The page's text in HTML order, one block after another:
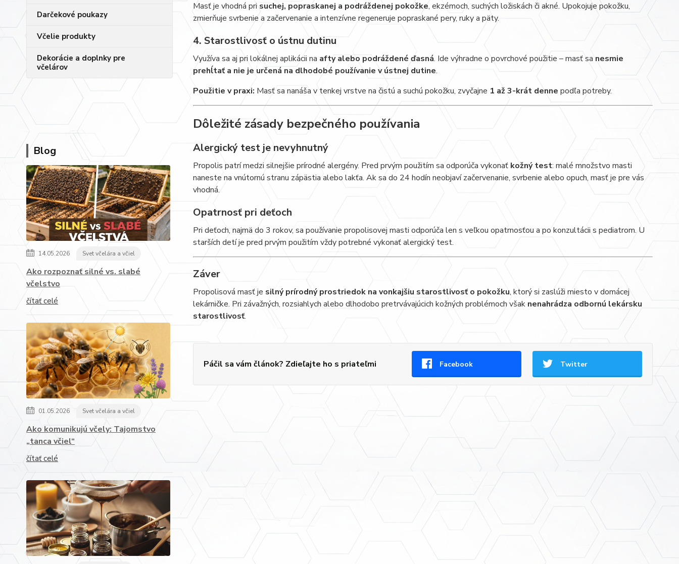
Darčekové poukazy
Včelie produkty
Dekorácie a doplnky pre
včelárov
Blog
14.05.2026 Svet včelára a včiel
Ako rozpoznať silné vs. slabé
včelstvo
čítať celé
01.05.2026 Svet včelára a včiel
Ako komunikujú včely: Tajomstvo
„tanca včiel“
čítať celé
Masť je vhodná pri suchej, popraskanej a podráždenej pokožke, ekzémoch, suchých ložiskách či akné. Upokojuje pokožku,
zmierňuje svrbenie a začervenanie a intenzívne regeneruje popraskané pery, ruky a päty.
4. Starostlivosť o ústnu dutinu
Využíva sa aj pri lokálnej aplikácii na afty alebo podráždené ďasná. Ide výhradne o povrchové použitie – masť sa nesmie
prehĺtať a nie je určená na dlhodobé používanie v ústnej dutine.
Použitie v praxi: Masť sa nanáša v tenkej vrstve na čistú a suchú pokožku, zvyčajne 1 až 3-krát denne podľa potreby.
Dôležité zásady bezpečného používania
Alergický test je nevyhnutný
Propolis patrí medzi silnejšie prírodné alergény. Pred prvým použitím sa odporúča vykonať kožný test: malé množstvo masti
naneste na vnútornú stranu zápästia alebo lakťa. Ak sa do 24 hodín neobjaví začervenanie, svrbenie alebo opuch, masť je pre vás
vhodná.
Opatrnosť pri deťoch
Pri deťoch, najmä do 3 rokov, sa používanie propolisovej masti odporúča len s veľkou opatrnosťou a po konzultácii s pediatrom. U
starších detí je pred prvým použitím vždy potrebné vykonať alergický test.
Záver
Propolisová masť je silný prírodný prostriedok na vonkajšiu starostlivosť o pokožku, ktorý si zaslúži miesto v domácej
lekárničke. Pri závažných, rozsiahlych alebo dlhodobo pretrvávajúcich kožných problémoch však nenahrádza odbornú lekársku
starostlivosť.
Páčil sa vám článok? Zdieľajte ho s priateľmi Facebook Twitter